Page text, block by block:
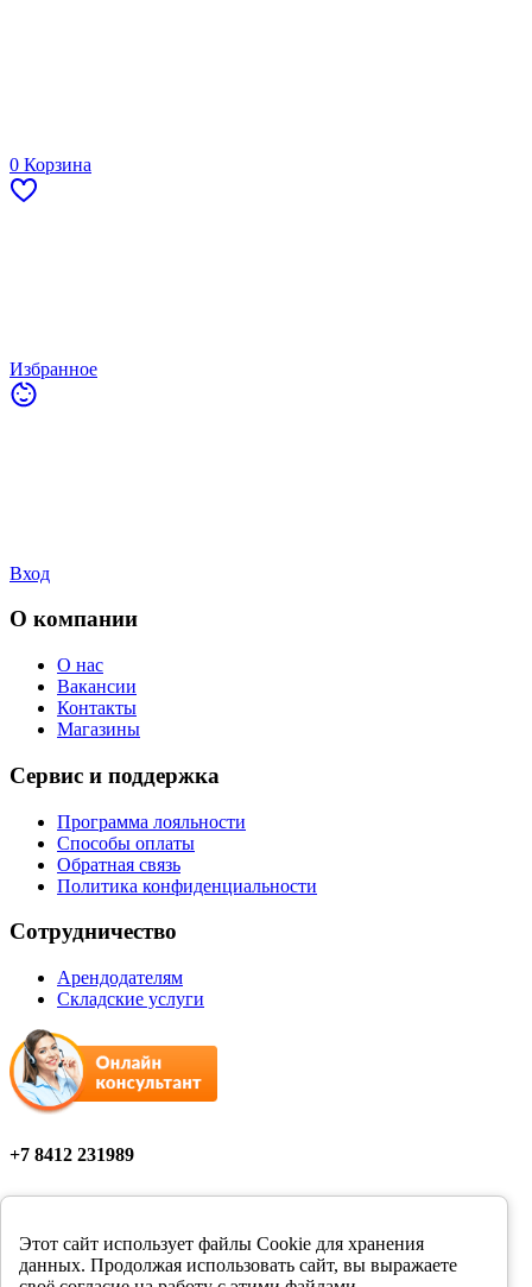
Этот сайт использует файлы Cookie для хранения
данных. Продолжая использовать сайт, вы выражаете
0 Корзина
Избранное
Вход
О компании
О нас
Вакансии
Контакты
Магазины
Сервис и поддержка
Программа лояльности
Способы оплаты
Обратная связь
Политика конфиденциальности
Сотрудничество
Арендодателям
Складские услуги
+7 8412 231989
Мы в соцсетях